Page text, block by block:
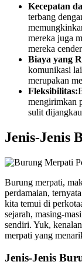
Kecepatan
terbang
mereka juga
mereka
Biaya yang
komunikasi
merupakan
Fleksibilitas:
mengirimkan
sulit
Jenis-Jenis
Burung merpati,
perdamaian,
kita temui di
sejarah, masing-
sendiri. Yuk,
merpati yang
Jenis-Jenis